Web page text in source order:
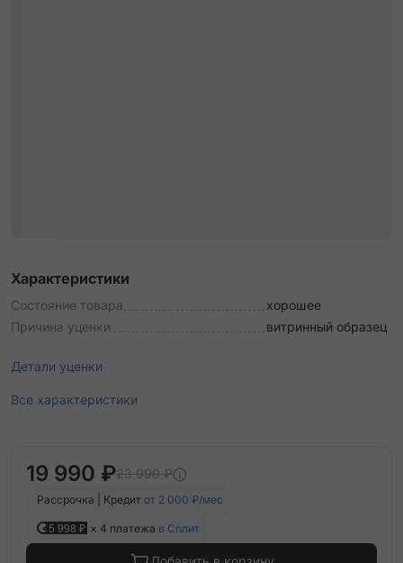
Характеристики
Состояние товара
хорошее
Причина уценки
витринный образец
Детали уценки
Все характеристики
19 990 ₽23 990 ₽
Рассрочка | Кредит от 2 000 ₽/мес
5 998 ₽ × 4 платежа в Сплит